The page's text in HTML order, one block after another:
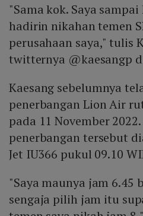
"Sama kok. Saya
hadirin nikahan temen
perusahaan saya," tulis
twitternya @kaesangp
Kaesang sebelumnya
penerbangan Lion Air
pada 11 November
penerbangan tersebut
Jet IU366 pukul 09.10
"Saya maunya jam 6.45
sengaja pilih jam itu